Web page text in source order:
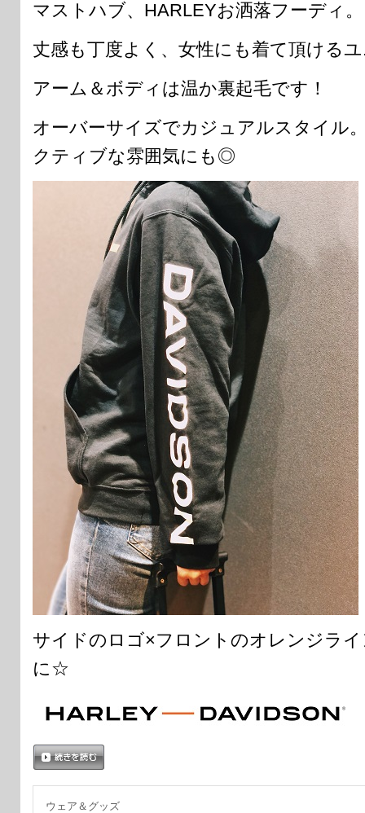
マストハブ、HARLEYお洒落フーディ。
丈感も丁度よく、女性にも着て頂ける
アーム＆ボディは温か裏起毛です！
オーバーサイズでカジュアルスタイル
クティブな雰囲気にも◎
サイドのロゴ×フロントのオレンジライ
に☆
ウェア＆グッズ